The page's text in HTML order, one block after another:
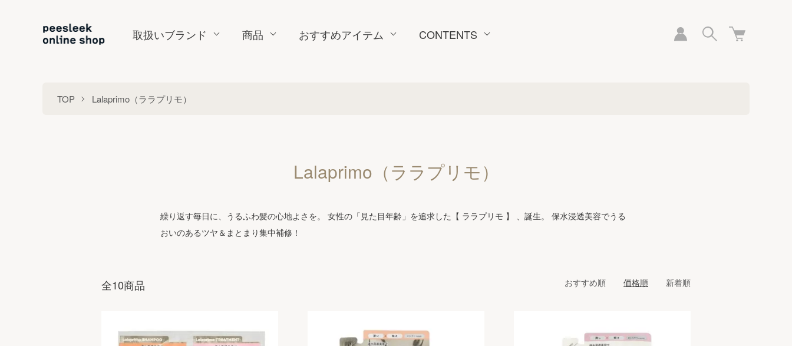
取扱いブランド 商品 おすすめアイテム CONTENTS
TOP Lalaprimo（ララプリモ）
Lalaprimo（ララプリモ）
繰り返す毎日に、うるふわ髪の心地よさを。 女性の「見た目年齢」を追求した【 ララプリモ 】 、誕生。 保水浸透美容でうる
おいのあるツヤ＆まとまり集中補修！
全10商品 おすすめ順 価格順 新着順